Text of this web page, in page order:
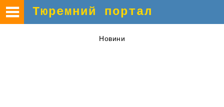
Тюремний портал
Новини